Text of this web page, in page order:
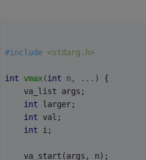
#include <stdarg.h>
int vmax(int n, ...)
{
	va_list args;
int larger;
int val;
int i;
	va_start(args, n);